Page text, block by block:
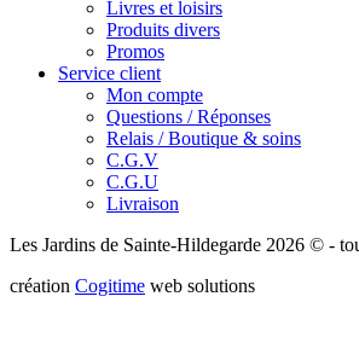
Livres et loisirs
Produits divers
Promos
Service client
Mon compte
Questions / Réponses
Relais / Boutique & soins
C.G.V
C.G.U
Livraison
Les Jardins de Sainte-Hildegarde 2026 © -
création Cogitime web solutions